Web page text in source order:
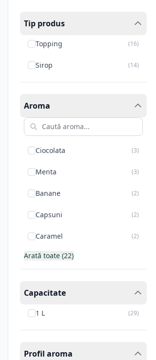
Tip produs
Topping (16)
Sirop (14)
Aroma
Ciocolata (3)
Menta (3)
Banane (2)
Capsuni (2)
Caramel (2)
Arată toate (22)
Capacitate
1 L (29)
Profil aroma